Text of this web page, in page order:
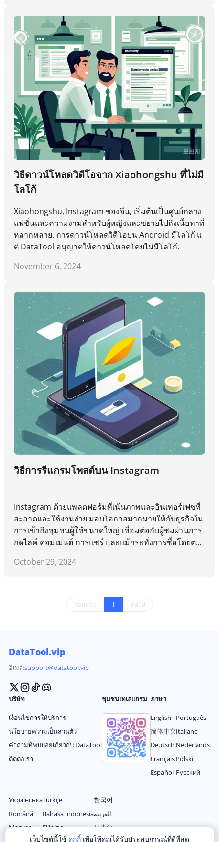
วิธีดาวน์โหลดวิดีโอจาก Xiaohongshu ที่ไม่มี
โลโก้
Xiaohongshu, Instagram ของจีน, เริ่มต้นเป็นศูนย์กลาง
แฟชั่นและความงามสำหรับผู้หญิงและขยายไปถึงเนื้อหาที่
หลากหลาย. การดาวน์โหลดวิดีโอบน Android มีโลโก้ แ
ต่ DataTool อนุญาตให้ดาวน์โหลดโดยไม่มีโลโก้.
November 6, 2024
วิธีการรีแกรมโพสต์บน Instagram
Instagram ด้วยแพลตฟอร์มที่เน้นภาพและอินเทอร์เฟซที่
สะอาดและใช้งานง่าย มอบโอกาสมากมายให้กับธุรกิจใน
การเข้าถึงชุมชนผู้ใช้ขนาดใหญ่ เชื่อมต่อกับผู้ชมผ่านการ
กดไลค์ คอมเมนต์ การแชร์ และแม้กระทั่งการซื้อโดยตรง
บเขตได้ทันที Instagram มีฟังก์ชันที่คล้ายกันที่เรียกว่า 'รี
และให้เนื้อหาใหม่แก่ผู้ติดตาม
October 29, 2024
ก่อนหน้า 1 ต่อไป
DataTool.vip
อีเมล์:support@datatool.vip
บริษัท
เงื่อนไขการให้บริการ
นโยบายความเป็นส่วนตัว
คำถามที่พบบ่อยเกี่ยวกับ DataTool
ติดต่อเรา
ชุมชนเทเลแกรม ภาษา
English
简体中文
Deutsch
Français
Español
Português
Italiano
Nederlands
Polski
Русский
Українська
Română
Magyar
Türkçe
Bahasa Indonesia
Filipino
한국어
العربية
日本语
เว็บไซต์นี้ใช้ คุกกี้ เพื่อให้คุณได้รับประสบการณ์ที่ดีที่สุด